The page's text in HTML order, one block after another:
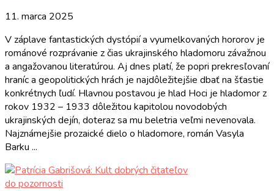
11. marca 2025
V záplave fantastických dystópií a vyumelkovaných hororov je
románové rozprávanie z čias ukrajinského hladomoru závažnou
a angažovanou literatúrou. Aj dnes platí, že popri prekresľovaní
hraníc a geopolitických hrách je najdôležitejšie dbať na šťastie
konkrétnych ľudí. Hlavnou postavou je hlad Hoci je hladomor z
rokov 1932 – 1933 dôležitou kapitolou novodobých
ukrajinských dejín, doteraz sa mu beletria veľmi nevenovala.
Najznámejšie prozaické dielo o hladomore, román Vasyla
Barku ...
do pozornosti